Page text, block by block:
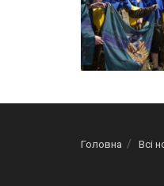
Головна Всі